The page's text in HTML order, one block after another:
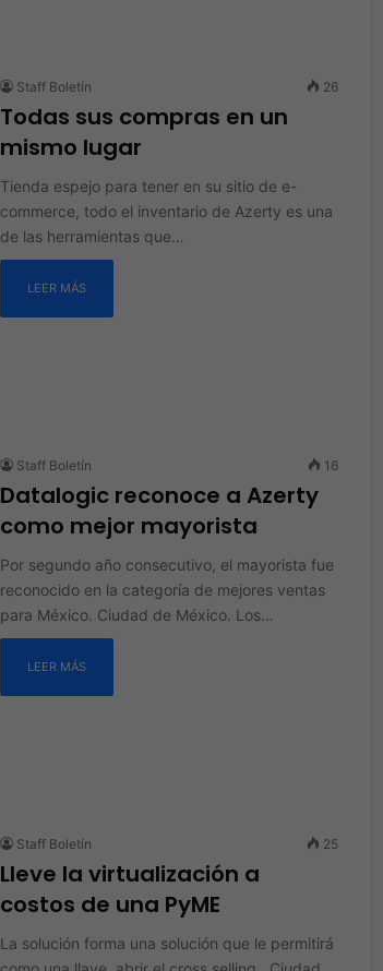
Staff Boletín 26
Todas sus compras en un
mismo lugar
Tienda espejo para tener en su sitio de e-
commerce, todo el inventario de Azerty es una
de las herramientas que…
LEER MÁS
Staff Boletín 16
Datalogic reconoce a Azerty
como mejor mayorista
Por segundo año consecutivo, el mayorista fue
reconocido en la categoría de mejores ventas
para México. Ciudad de México. Los…
LEER MÁS
Staff Boletín 25
Lleve la virtualización a
costos de una PyME
La solución forma una solución que le permitirá